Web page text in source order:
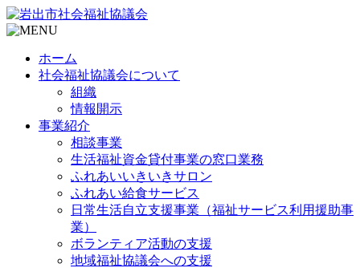
ホーム
社会福祉協議会について
組織
情報開示
事業紹介
相談事業
生活福祉資金貸付事業の窓口業務
ふれあいいきいきサロン
ふれあい給食サービス
日常生活自立支援事業（福祉サービス利用援助事
業）
ボランティア活動の支援
地域福祉協議会への支援